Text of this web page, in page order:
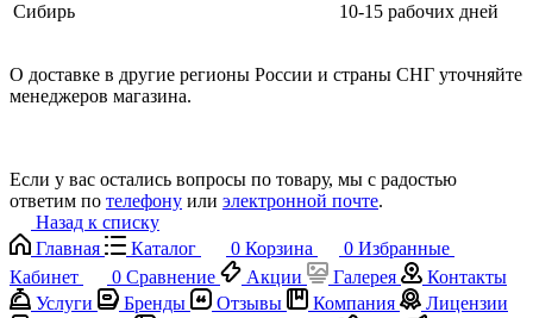
Сибирь 10-15 рабочих дней
О доставке в другие регионы России и страны СНГ уточняйте
менеджеров магазина.
Если у вас остались вопросы по товару, мы с радостью
ответим по телефону или электронной почте.
Назад к списку
Главная
Каталог 0 Корзина 0 Избранные
Кабинет
0 Сравнение Акции Галерея
Контакты
Услуги
Бренды Отзывы Компания
Лицензии